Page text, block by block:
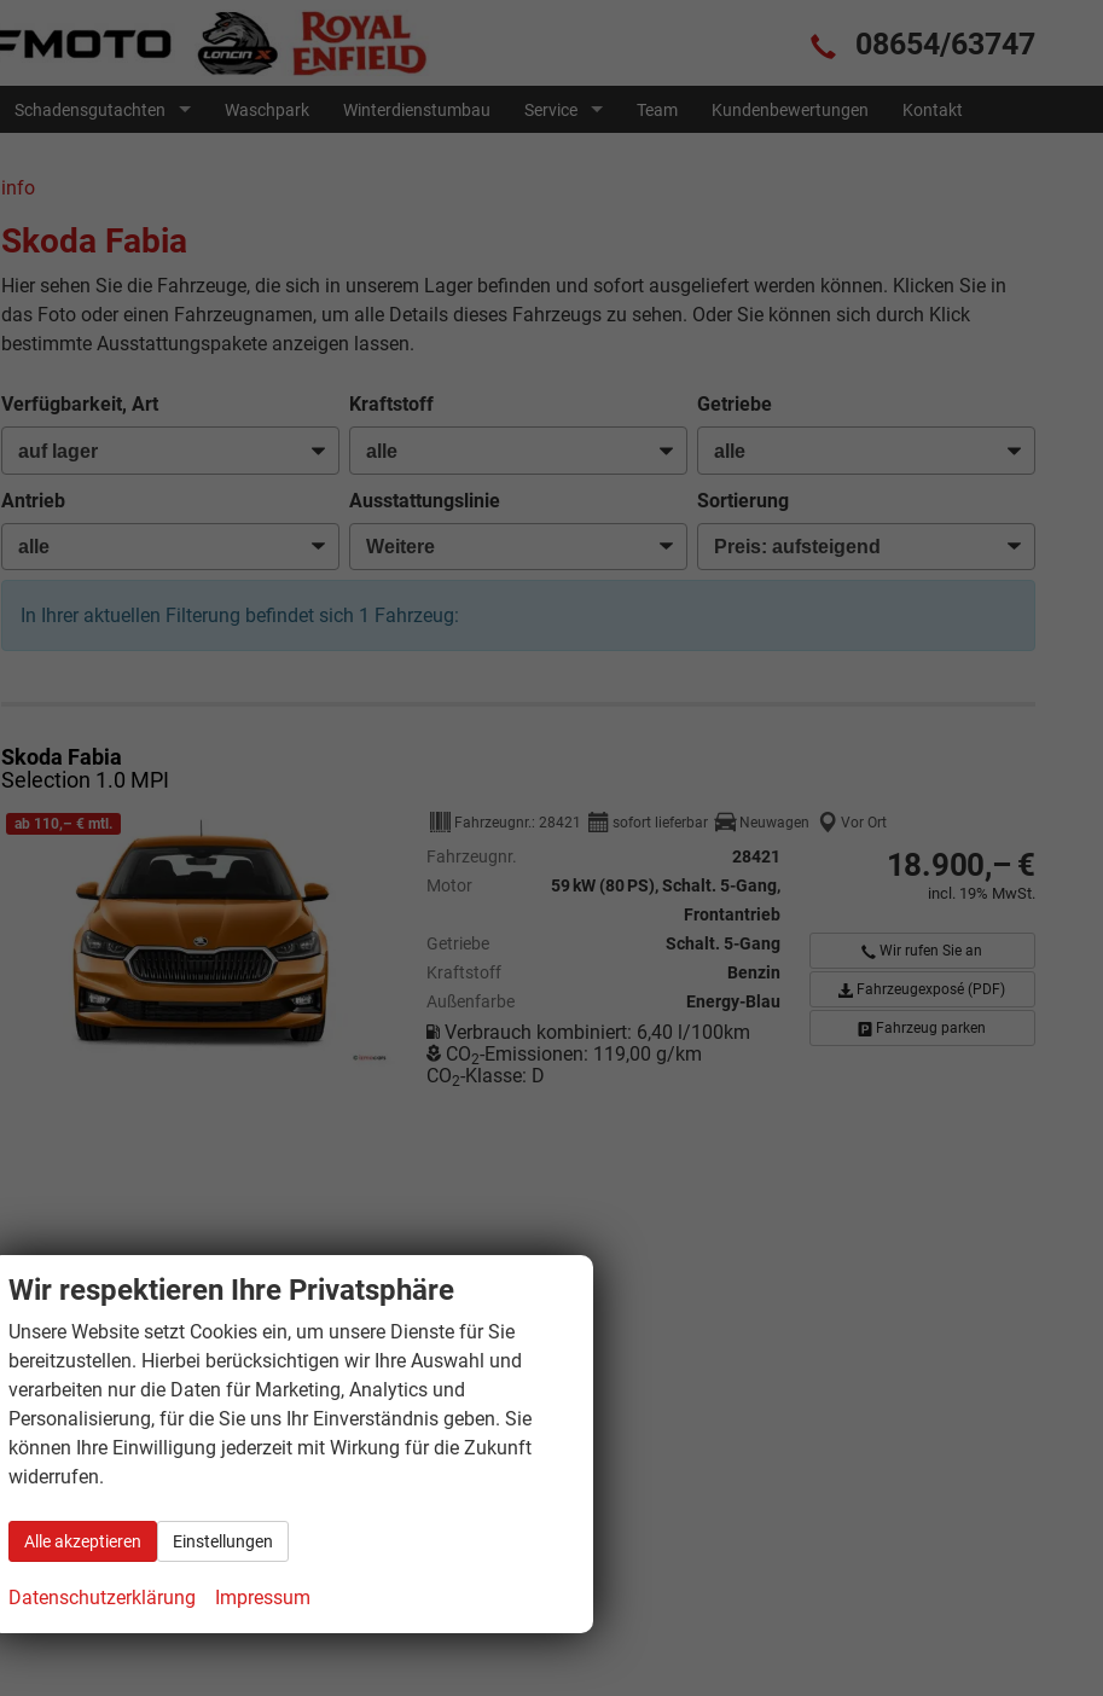
08654/63747
Schadensgutachten Waschpark Winterdienstumbau Service Team Kundenbewertungen Kontakt
info
Skoda Fabia
Hier sehen Sie die Fahrzeuge, die sich in unserem Lager befinden und sofort ausgeliefert werden können. Klicken Sie in
das Foto oder einen Fahrzeugnamen, um alle Details dieses Fahrzeugs zu sehen. Oder Sie können sich durch Klick
bestimmte Ausstattungspakete anzeigen lassen.
Verfügbarkeit, Art Kraftstoff Getriebe
Antrieb Ausstattungslinie Sortierung
In Ihrer aktuellen Filterung befindet sich 1 Fahrzeug:
Skoda Fabia
Selection 1.0 MPI
Fahrzeugnr.: 28421 sofort lieferbar Neuwagen Vor Ort
Fahrzeugnr.
28421
Motor
59 kW (80 PS), Schalt. 5-Gang,
Frontantrieb
Getriebe
Schalt. 5-Gang
Kraftstoff
Benzin
Außenfarbe
Energy-Blau
Verbrauch kombiniert: 6,40 l/100km
CO2-Emissionen: 119,00 g/km
CO2-Klasse: D
ab 110,– € mtl.
18.900,– €
incl. 19% MwSt.
Wir rufen Sie an
Fahrzeugexposé (PDF)
Fahrzeug parken
Wir respektieren Ihre Privatsphäre
Unsere Website setzt Cookies ein, um unsere Dienste für Sie
bereitzustellen. Hierbei berücksichtigen wir Ihre Auswahl und
verarbeiten nur die Daten für Marketing, Analytics und
Personalisierung, für die Sie uns Ihr Einverständnis geben. Sie
können Ihre Einwilligung jederzeit mit Wirkung für die Zukunft
widerrufen.
Alle akzeptieren Einstellungen
Datenschutzerklärung Impressum